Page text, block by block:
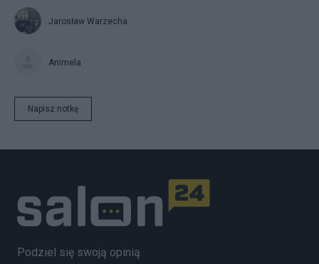
Jarosław Warzecha
Animela
Napisz notkę
Podziel się swoją opinią